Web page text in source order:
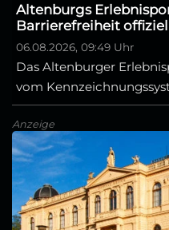
Altenburgs
Barrierefreiheit
06.08.2026, 09:49 Uhr
Das Altenburger
vom
Anzeige